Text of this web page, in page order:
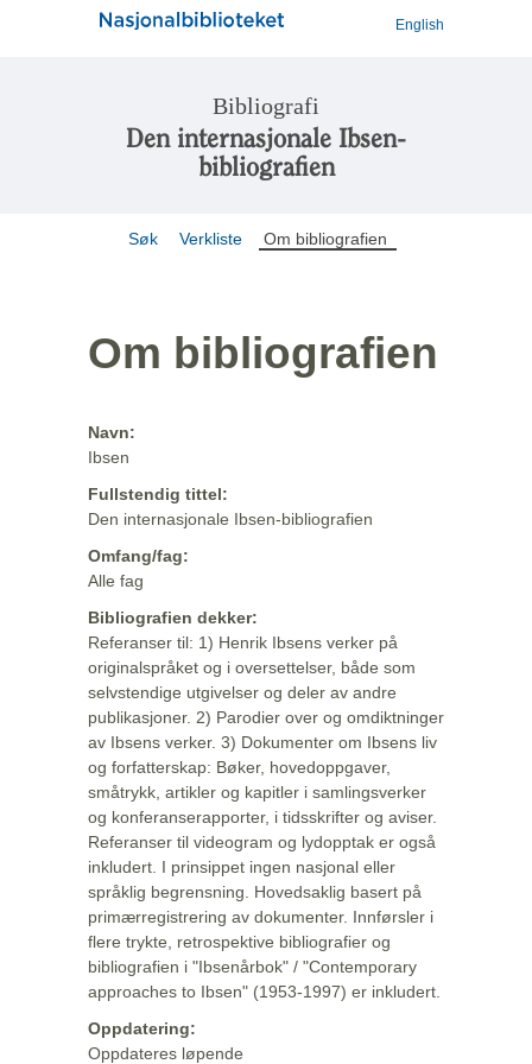
English
Bibliografi
Den internasjonale Ibsen-
bibliografien
Søk Verkliste Om bibliografien
Om bibliografien
Navn:
Ibsen
Fullstendig tittel:
Den internasjonale Ibsen-bibliografien
Omfang/fag:
Alle fag
Bibliografien dekker:
Referanser til: 1) Henrik Ibsens verker på
originalspråket og i oversettelser, både som
selvstendige utgivelser og deler av andre
publikasjoner. 2) Parodier over og omdiktninger
av Ibsens verker. 3) Dokumenter om Ibsens liv
og forfatterskap: Bøker, hovedoppgaver,
småtrykk, artikler og kapitler i samlingsverker
og konferanserapporter, i tidsskrifter og aviser.
Referanser til videogram og lydopptak er også
inkludert. I prinsippet ingen nasjonal eller
språklig begrensning. Hovedsaklig basert på
primærregistrering av dokumenter. Innførsler i
flere trykte, retrospektive bibliografier og
bibliografien i "Ibsenårbok" / "Contemporary
approaches to Ibsen" (1953-1997) er inkludert.
Oppdatering:
Oppdateres løpende